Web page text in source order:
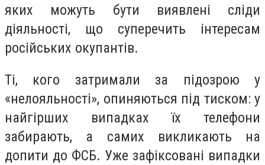
яких можуть бути виявлені сліди
діяльності, що суперечить інтересам
російських окупантів.
Ті, кого затримали за підозрою у
«нелояльності», опиняються під тиском: у
найгірших випадках їх телефони
забирають, а самих викликають на
допити до ФСБ. Уже зафіксовані випадки